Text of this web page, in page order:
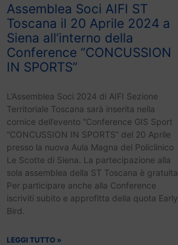
Assemblea Soci AIFI ST
Toscana il 20 Aprile 2024 a
Siena all’interno della
Conference “CONCUSSION
IN SPORTS”
L’Assemblea Soci 2024 di AIFI Sezione
Territoriale Toscana sarà inserita nella
cornice dell’evento “Conference GIS Sport
“CONCUSSION IN SPORTS” del 20 Aprile
presso la nuova Aula Magna del Policlinico
Le Scotte di Siena. La partecipazione alla
sola assemblea della ST Toscana è gratuita.
Per participare anche alla Conference
iscriviti subito e approfitta della quota Early
Bird.
LEGGI TUTTO »